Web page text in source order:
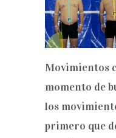
Movimientos
momento de
los
primero que